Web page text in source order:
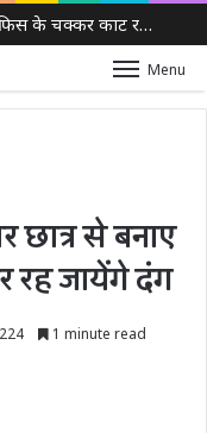
लापता पति की तलाश में थाने-एसपी ऑफिस के चक्कर काट रही नवविवाहिता, ससुराल वालों पर गंभीर आरोप
Menu
छात्र से बनाए
रह जायेंगे दंग
224 1 minute read